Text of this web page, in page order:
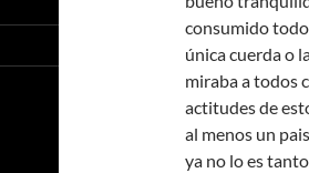
consumido
única cuerda o
miraba a todos
actitudes de
al menos un
ya no lo es